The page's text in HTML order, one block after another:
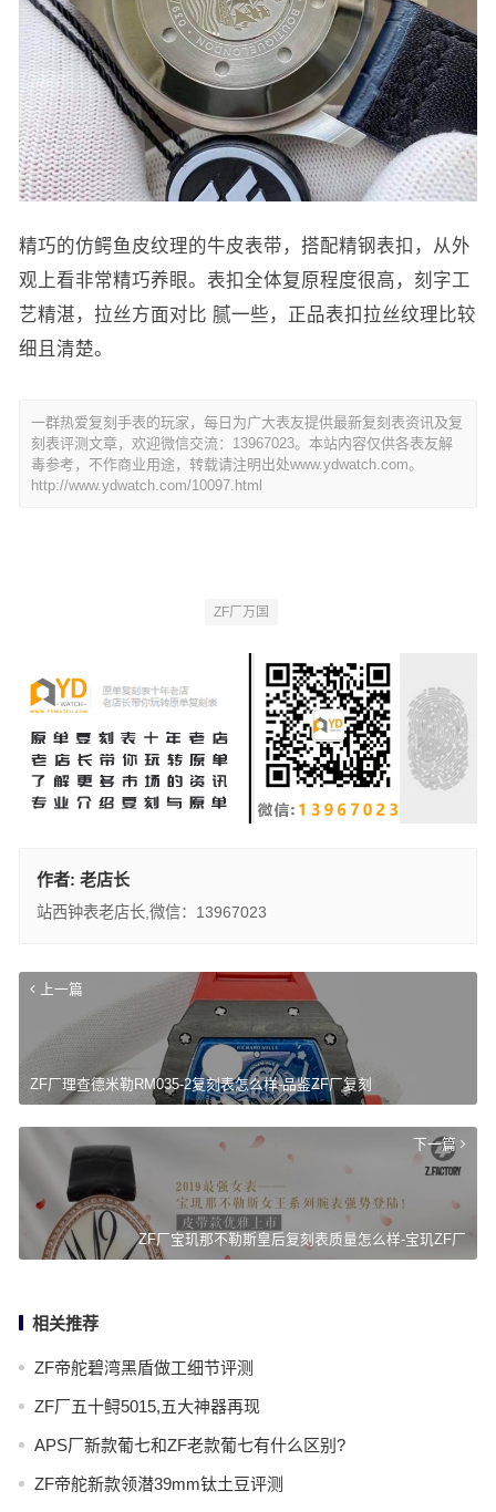
精巧的仿鳄鱼皮纹理的牛皮表带，搭配精钢表扣，从外
观上看非常精巧养眼。表扣全体复原程度很高，刻字工
艺精湛，拉丝方面对比 腻一些，正品表扣拉丝纹理比较
细且清楚。
一群热爱复刻手表的玩家，每日为广大表友提供最新复刻表资讯及复
刻表评测文章，欢迎微信交流：13967023。本站内容仅供各表友解
毒参考，不作商业用途，转载请注明出处www.ydwatch.com。
http://www.ydwatch.com/10097.html
ZF厂万国
作者: 老店长
站西钟表老店长,微信：13967023
上一篇
ZF厂理查德米勒RM035-2复刻表怎么样-品鉴ZF厂复刻
下一篇
ZF厂宝玑那不勒斯皇后复刻表质量怎么样-宝玑ZF厂
相关推荐
ZF帝舵碧湾黑盾做工细节评测
ZF厂五十鲟5015,五大神器再现
APS厂新款葡七和ZF老款葡七有什么区别?
ZF帝舵新款领潜39mm钛土豆评测